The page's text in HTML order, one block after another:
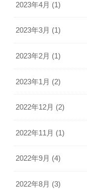
2023年4月 (1)
2023年3月 (1)
2023年2月 (1)
2023年1月 (2)
2022年12月 (2)
2022年11月 (1)
2022年9月 (4)
2022年8月 (3)